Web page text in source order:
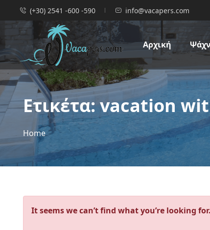
(+30) 2541 -600 -590 info@vacapers.com
Αρχική
Ετικέτα:vacation
Home
It seems we can’t find what you’re looking